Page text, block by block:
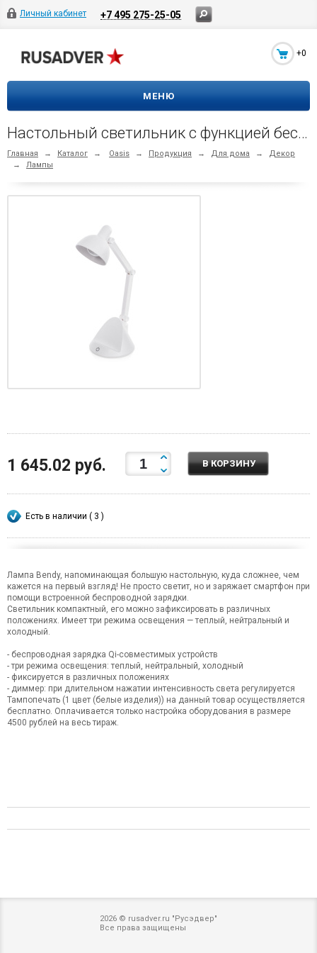
Личный кабинет +7 495 275-25-05
+0
МЕНЮ
Настольный светильник с функцией беспроводной зарядки Bendy (белый)
Главная → Каталог → Oasis → Продукция → Для дома →
Декор
→
Лампы
1 645.02 руб. В КОРЗИНУ
Есть в наличии ( 3 )
Лампа Bendy, напоминающая большую настольную, куда сложнее, чем
кажется на первый взгляд! Не просто светит, но и заряжает смартфон при
помощи встроенной беспроводной зарядки.
Светильник компактный, его можно зафиксировать в различных
положениях. Имеет три режима освещения — теплый, нейтральный и
холодный.
- беспроводная зарядка Qi-совместимых устройств
- три режима освещения: теплый, нейтральный, холодный
- фиксируется в различных положениях
- диммер: при длительном нажатии интенсивность света регулируется
Тампопечать (1 цвет (белые изделия)) на данный товар осуществляется
бесплатно. Оплачивается только настройка оборудования в размере
4500 рублей на весь тираж.
2026 © rusadver.ru "Русэдвер"
Все права защищены